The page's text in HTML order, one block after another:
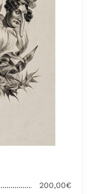
200,00€